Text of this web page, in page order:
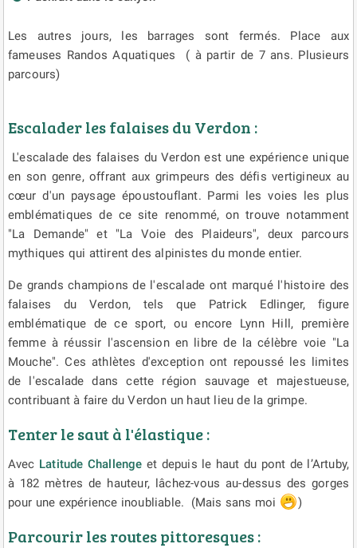
Les autres jours, les barrages sont fermés. Place aux
fameuses Randos Aquatiques ( à partir de 7 ans. Plusieurs
parcours)
Escalader les falaises du Verdon :
L'escalade des falaises du Verdon est une expérience unique
en son genre, offrant aux grimpeurs des défis vertigineux au
cœur d'un paysage époustouflant. Parmi les voies les plus
emblématiques de ce site renommé, on trouve notamment
"La Demande" et "La Voie des Plaideurs", deux parcours
mythiques qui attirent des alpinistes du monde entier.
De grands champions de l'escalade ont marqué l'histoire des
falaises du Verdon, tels que Patrick Edlinger, figure
emblématique de ce sport, ou encore Lynn Hill, première
femme à réussir l'ascension en libre de la célèbre voie "La
Mouche". Ces athlètes d'exception ont repoussé les limites
de l'escalade dans cette région sauvage et majestueuse,
contribuant à faire du Verdon un haut lieu de la grimpe.
Tenter le saut à l'élastique :
Avec Latitude Challenge et depuis le haut du pont de l’Artuby,
à 182 mètres de hauteur, lâchez-vous au-dessus des gorges
pour une expérience inoubliable. (Mais sans moi
)
Parcourir les routes pittoresques :